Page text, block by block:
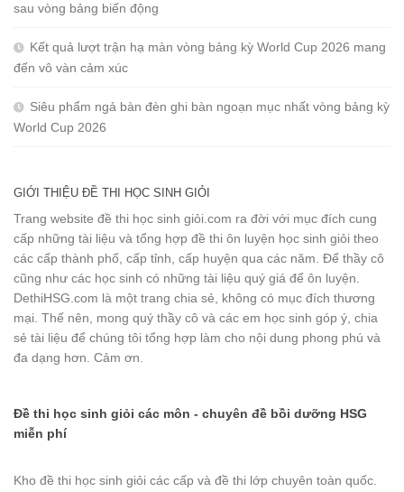
sau vòng bảng biến động
Kết quả lượt trận hạ màn vòng bảng kỳ World Cup 2026 mang
đến vô vàn cảm xúc
Siêu phẩm ngả bàn đèn ghi bàn ngoạn mục nhất vòng bảng kỳ
World Cup 2026
GIỚI THIỆU ĐỀ THI HỌC SINH GIỎI
Trang website đề thi học sinh giỏi.com ra đời với mục đích cung
cấp những tài liệu và tổng hợp đề thi ôn luyện học sinh giỏi theo
các cấp thành phố, cấp tỉnh, cấp huyện qua các năm. Để thầy cô
cũng như các học sinh có những tài liệu quý giá để ôn luyện.
DethiHSG.com là một trang chia sẻ, không có mục đích thương
mại. Thế nên, mong quý thầy cô và các em học sinh góp ý, chia
sẻ tài liệu để chúng tôi tổng hợp làm cho nội dung phong phú và
đa dạng hơn. Cảm ơn.
Đề thi học sinh giỏi các môn - chuyên đề bồi dưỡng HSG
miễn phí
Kho đề thi học sinh giỏi các cấp và đề thi lớp chuyên toàn quốc.